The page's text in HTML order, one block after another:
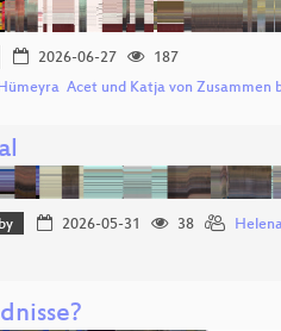
2026-06-27
187
Hümeyra Acet und Katja von Zusammen
2026-05-31 38